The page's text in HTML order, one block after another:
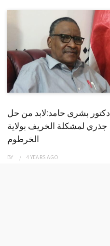
دكتور بشرى حامد:لابد من حل
جذري لمشكلة الخريف بولاية
الخرطوم
BY 4 YEARS AGO